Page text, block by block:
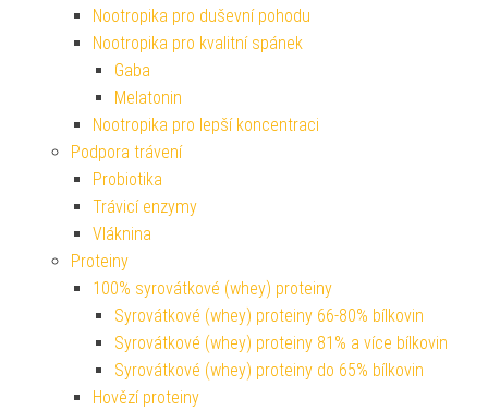
Nootropika pro duševní pohodu
Nootropika pro kvalitní spánek
Gaba
Melatonin
Nootropika pro lepší koncentraci
Podpora trávení
Probiotika
Trávicí enzymy
Vláknina
Proteiny
100% syrovátkové (whey) proteiny
Syrovátkové (whey) proteiny 66-80% bílkovin
Syrovátkové (whey) proteiny 81% a více bílkovin
Syrovátkové (whey) proteiny do 65% bílkovin
Hovězí proteiny